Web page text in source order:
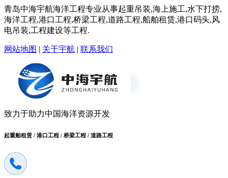
青岛中海宇航海洋工程专业从事起重吊装,海上施工,水下打捞,
海洋工程,港口工程,桥梁工程,道路工程,船舶租赁,港口码头,风
电吊装,工程建设等工程.
网站地图 | 关于宇航 | 联系我们
致力于助力中国海洋资源开发
起重船租赁 / 港口工程 / 桥梁工程 / 道路工程